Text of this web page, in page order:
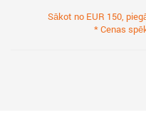
Sākot no EUR 150,
* Cenas